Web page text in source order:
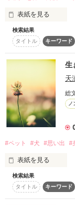
表紙を見る
原題…アリ地獄〜ス
すべての始まりは
姿の見えない恐怖
それは、まるでアリ
もがけばもがくほ
必死でよじ登ろう
検索結果
タイトル
キーワード
生
天
総
ノ
#ペット #犬 #思い出 #
表紙を見る
通学路にいた白くて
高校生の私は、シ
検索結果
タイトル
キーワード